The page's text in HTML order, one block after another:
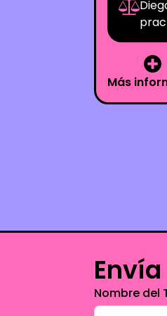
Más
Nombre del